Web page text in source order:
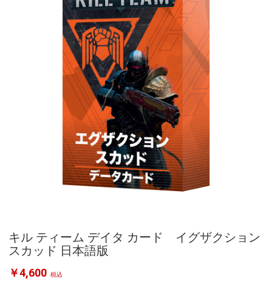
キル ティーム デイタ カード イグザクション
スカッド 日本語版
￥4,600 税込